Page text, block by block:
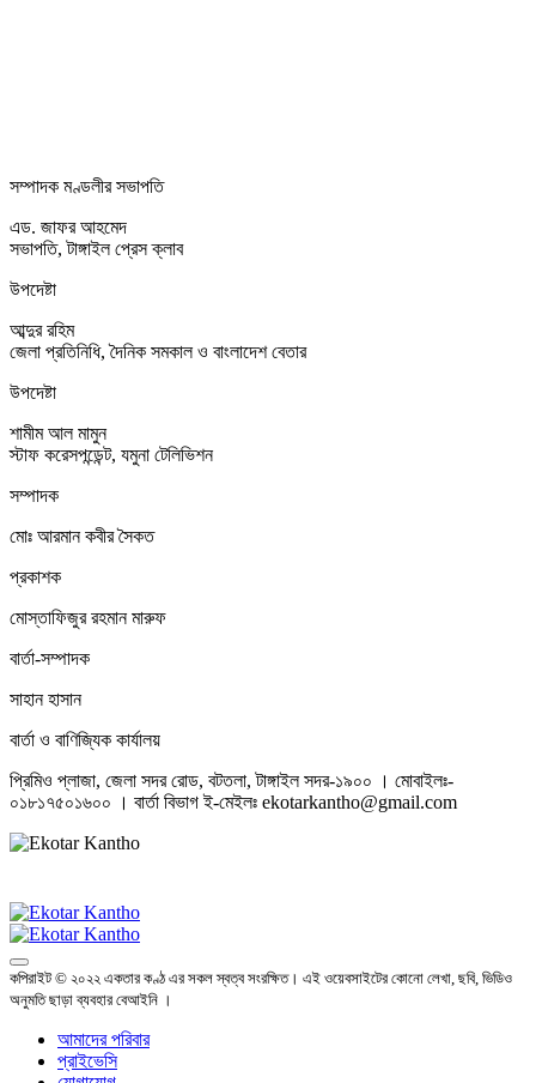
সম্পাদক মণ্ডলীর সভাপতি
এড. জাফর আহমেদ
সভাপতি, টাঙ্গাইল প্রেস ক্লাব
উপদেষ্টা
আব্দুর রহিম
জেলা প্রতিনিধি, দৈনিক সমকাল ও বাংলাদেশ বেতার
উপদেষ্টা
শামীম আল মামুন
স্টাফ করেসপন্ডেন্ট, যমুনা টেলিভিশন
সম্পাদক
মোঃ আরমান কবীর সৈকত
প্রকাশক
মোস্তাফিজুর রহমান মারুফ
বার্তা-সম্পাদক
সাহান হাসান
বার্তা ও বাণিজ্যিক কার্যালয়
প্রিমিও প্লাজা, জেলা সদর রোড, বটতলা, টাঙ্গাইল সদর-১৯০০ । মোবাইলঃ-
০১৮১৭৫০১৬০০ । বার্তা বিভাগ ই-মেইলঃ ekotarkantho@gmail.com
কপিরাইট © ২০২২ একতার কণ্ঠ এর সকল স্বত্ব সংরক্ষিত। এই ওয়েবসাইটের কোনো লেখা, ছবি, ভিডিও
অনুমতি ছাড়া ব্যবহার বেআইনি ।
আমাদের পরিবার
প্রাইভেসি